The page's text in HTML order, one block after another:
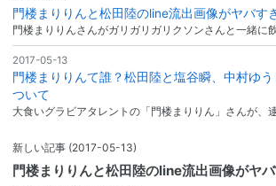
門楼まりりんと松田陸のline流出画像がヤバす
門楼まりりんさんがガリガリガリクソンさんと一緒に
2017-05-13
門楼まりりんて誰？松田陸と塩谷瞬、中村ゆ
ついて
大食いグラビアタレントの「門楼まりりん」さんが、
新しい記事 (2017-05-13)
門楼まりりんと松田陸のline流出画像がヤ